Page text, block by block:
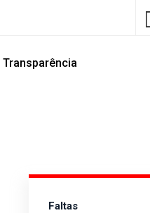
Transparência
Faltas